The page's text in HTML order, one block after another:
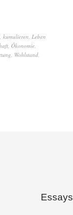
, kumulieren, Leben
, Ökonomie,
, Wohlstand,
Essays